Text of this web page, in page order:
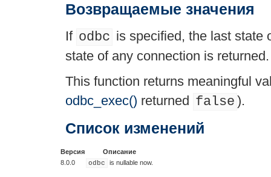
Возвращаемые значения
If odbc is specified, the last state
state of any connection is returned.
This function returns meaningful
odbc_exec() returned false ).
Список изменений
Версия
Описание
8.0.0
odbc is nullable now.